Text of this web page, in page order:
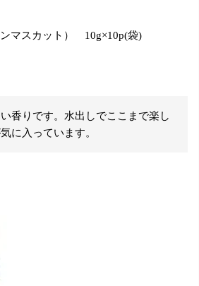
マスカット） 10g×10p(袋)
香りです。水出しでここまで楽し
に入っています。